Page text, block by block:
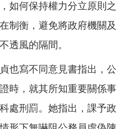
如何保持權力分立原則之
制衡，避免將政府機關及
透風的隔間。
也寫不同意見書指出，公
時，就其所知重要關係事
處刑罰。她指出，課予政